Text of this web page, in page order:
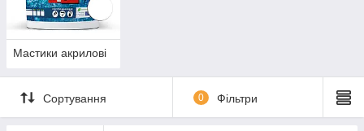
Мастики акрилові
Сортування 0 Фільтри